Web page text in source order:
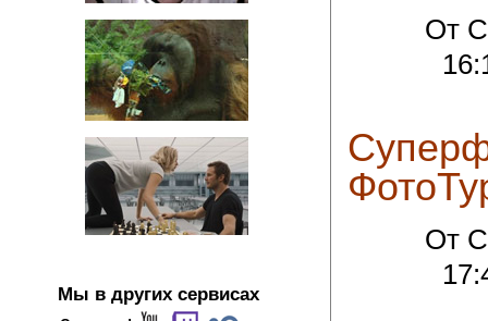
Мы в других сервисах
От
От